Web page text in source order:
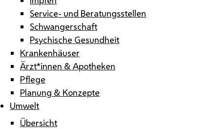
Service- und Beratungsstellen
Schwangerschaft
Psychische Gesundheit
Krankenhäuser
Ärzt*innen & Apotheken
Pflege
Planung & Konzepte
Umwelt
Übersicht